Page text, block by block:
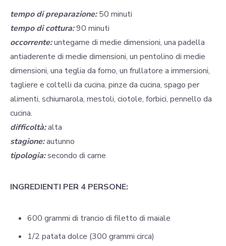
tempo di preparazione: 50 minuti
tempo di cottura:90 minuti
occorrente:untegame di medie dimensioni, una padella
antiaderente di medie dimensioni, un pentolino di medie
dimensioni, una teglia da forno, un frullatore a immersioni,
tagliere e coltelli da cucina, pinze da cucina, spago per
alimenti, schiumarola, mestoli, ciotole, forbici, pennello da
cucina.
difficoltà:alta
stagione:autunno
tipologia:secondo di carne
INGREDIENTI PER 4 PERSONE:
600 grammi di trancio di filetto di maiale
1/2 patata dolce (300 grammi circa)